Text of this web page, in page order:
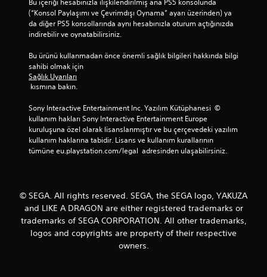
Bu içeriği hesabınızla ilişkilendirilmiş ana PS5 konsolunda
(“Konsol Paylaşımı ve Çevrimdışı Oynama” ayarı üzerinden) ya
da diğer PS5 konsollarında aynı hesabınızla oturum açtığınızda
indirebilir ve oynatabilirsiniz.
Bu ürünü kullanmadan önce önemli sağlık bilgileri hakkında bilgi
sahibi olmak için
Sağlık Uyarıları
kısmına bakın.
Sony Interactive Entertainment Inc. Yazılım Kütüphanesi  ©
kullanım hakları Sony Interactive Entertainment Europe
kuruluşuna özel olarak lisanslanmıştır ve bu çerçevedeki yazılım
kullanım haklarına tabidir. Lisans ve kullanım kurallarının
tümüne eu.playstation.com/legal  adresinden ulaşabilirsiniz.
© SEGA. All rights reserved. SEGA, the SEGA logo, YAKUZA
and LIKE A DRAGON are either registered trademarks or
trademarks of SEGA CORPORATION. All other trademarks,
logos and copyrights are property of their respective
owners.